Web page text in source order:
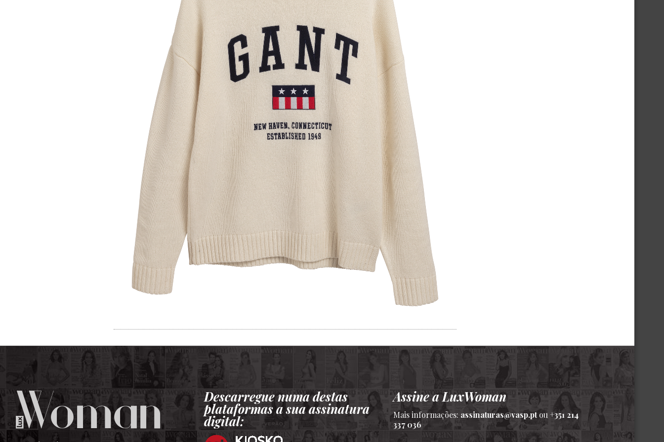
Descarregue numa destas
plataformas a sua assinatura
digital:
Assine a LuxWoman
Mais informações: assinaturas@vasp.ptou +351 214
337 036